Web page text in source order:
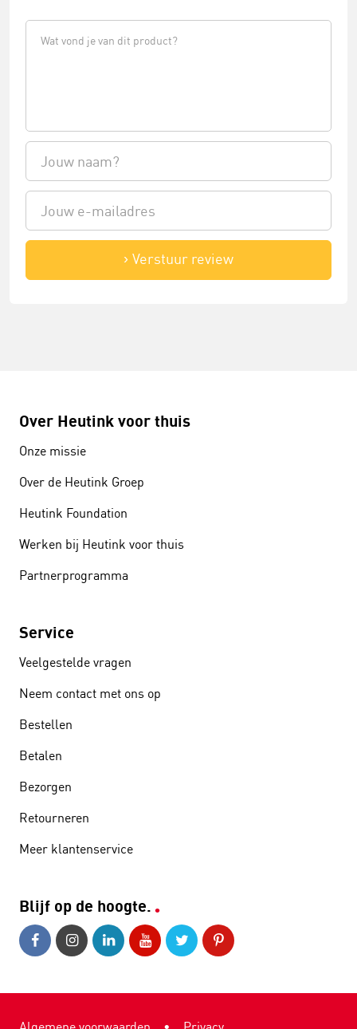
Verstuur review
Over Heutink voor thuis
Onze missie
Over de Heutink Groep
Heutink Foundation
Werken bij Heutink voor thuis
Partnerprogramma
Service
Veelgestelde vragen
Neem contact met ons op
Bestellen
Betalen
Bezorgen
Retourneren
Meer klantenservice
Blijf op de hoogte.